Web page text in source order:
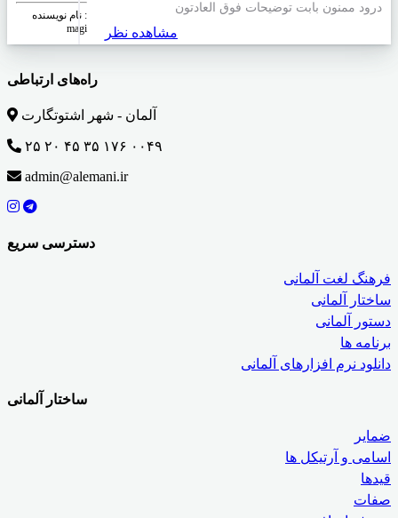
نام نویسنده :
magi
درود ممنون بابت توضیحات فوق العادتون
مشاهده نظر
راه‌های ارتباطی
آلمان - شهر اشتوتگارت
۲۵ ۲۰ ۴۵ ۳۵ ۱۷۶ ۰۰۴۹
admin@alemani.ir
دسترسی سریع
فرهنگ لغت آلمانی
ساختار آلمانی
دستور آلمانی
برنامه ها
دانلود نرم افزارهای آلمانی
ساختار آلمانی
ضمایر
اسامی و آرتیکل ها
قیدها
صفات